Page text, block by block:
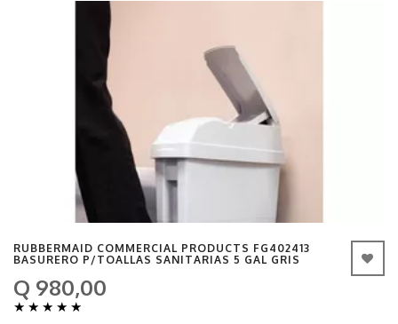
RUBBERMAID COMMERCIAL PRODUCTS FG402413
BASURERO P/TOALLAS SANITARIAS 5 GAL GRIS
Q 980,00
★ ★ ★ ★ ★